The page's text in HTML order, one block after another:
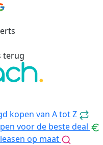
terug
kopen van A tot Z
voor de beste deal
op maat